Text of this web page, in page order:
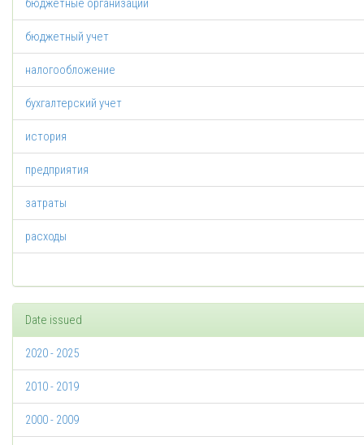
бюджетные организации
бюджетный учет
налогообложение
бухгалтерский учет
история
предприятия
затраты
расходы
Date issued
2020 - 2025
2010 - 2019
2000 - 2009